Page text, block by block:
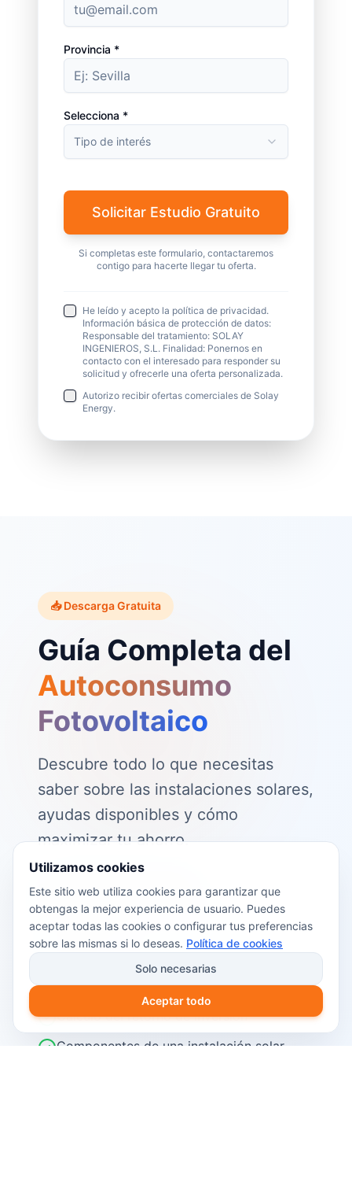
Provincia *
Selecciona *
Tipo de interés
Solicitar Estudio Gratuito
Si completas este formulario, contactaremos
contigo para hacerte llegar tu oferta.
He leído y acepto la política de privacidad.
Información básica de protección de datos:
Responsable del tratamiento: SOLAY
INGENIEROS, S.L. Finalidad: Ponernos en
contacto con el interesado para responder su
solicitud y ofrecerle una oferta personalizada.
Autorizo recibir ofertas comerciales de Solay
Energy.
📥 Descarga Gratuita
Guía Completa del
Autoconsumo
Fotovoltaico
Descubre todo lo que necesitas
saber sobre las instalaciones solares,
ayudas disponibles y cómo
maximizar tu ahorro.
📖 Contenido de la guía:
Cómo funciona el autoconsumo
fotovoltaico
Ayudas y subvenciones disponibles en
2026
Cálculo del retorno de inversión
Componentes de una instalación solar
Utilizamos cookies
Este sitio web utiliza cookies para garantizar que
obtengas la mejor experiencia de usuario. Puedes
aceptar todas las cookies o configurar tus preferencias
sobre las mismas si lo deseas. Política de cookies
Solo necesarias
Aceptar todo